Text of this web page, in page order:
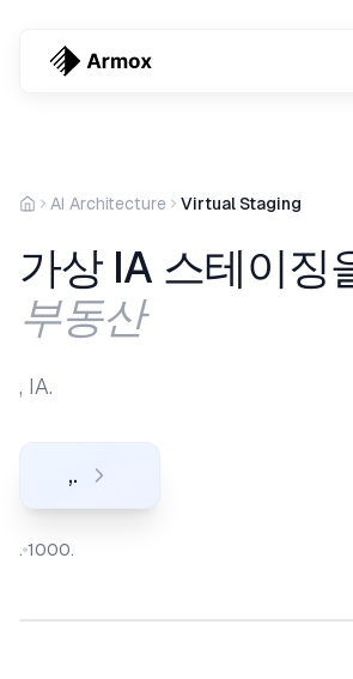
AI Architecture Virtual Staging
가상 IA 스테이징
부동산
, IA.
,.
. 1000.